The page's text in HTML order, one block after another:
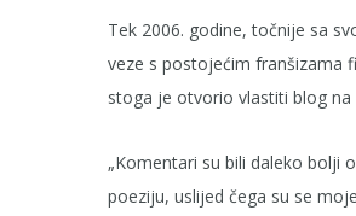
Tek 2006. godine, točnije sa
veze s postojećim franšizama
stoga je otvorio vlastiti blog
„Komentari su bili daleko bolji
poeziju, uslijed čega su se